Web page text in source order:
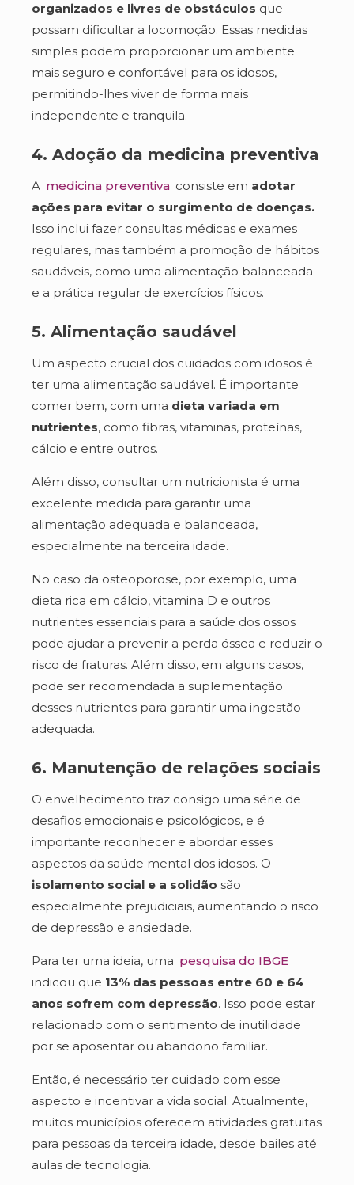
organizados e livres de obstáculos que
possam dificultar a locomoção. Essas medidas
simples podem proporcionar um ambiente
mais seguro e confortável para os idosos,
permitindo-lhes viver de forma mais
independente e tranquila.
4. Adoção da medicina preventiva
A medicina preventiva consiste em adotar
ações para evitar o surgimento de doenças.
Isso inclui fazer consultas médicas e exames
regulares, mas também a promoção de hábitos
saudáveis, como uma alimentação balanceada
e a prática regular de exercícios físicos.
5. Alimentação saudável
Um aspecto crucial dos cuidados com idosos é
ter uma alimentação saudável. É importante
comer bem, com uma dieta variada em
nutrientes, como fibras, vitaminas, proteínas,
cálcio e entre outros.
Além disso, consultar um nutricionista é uma
excelente medida para garantir uma
alimentação adequada e balanceada,
especialmente na terceira idade.
No caso da osteoporose, por exemplo, uma
dieta rica em cálcio, vitamina D e outros
nutrientes essenciais para a saúde dos ossos
pode ajudar a prevenir a perda óssea e reduzir o
risco de fraturas. Além disso, em alguns casos,
pode ser recomendada a suplementação
desses nutrientes para garantir uma ingestão
adequada.
6. Manutenção de relações sociais
O envelhecimento traz consigo uma série de
desafios emocionais e psicológicos, e é
importante reconhecer e abordar esses
aspectos da saúde mental dos idosos. O
isolamento social e a solidão são
especialmente prejudiciais, aumentando o risco
de depressão e ansiedade.
Para ter uma ideia, uma pesquisa do IBGE
indicou que 13% das pessoas entre 60 e 64
anos sofrem com depressão. Isso pode estar
relacionado com o sentimento de inutilidade
por se aposentar ou abandono familiar.
Então, é necessário ter cuidado com esse
aspecto e incentivar a vida social. Atualmente,
muitos municípios oferecem atividades gratuitas
para pessoas da terceira idade, desde bailes até
aulas de tecnologia.